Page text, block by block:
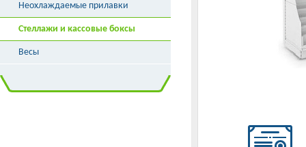
Неохлаждаемые прилавки
Стеллажи и кассовые боксы
Весы